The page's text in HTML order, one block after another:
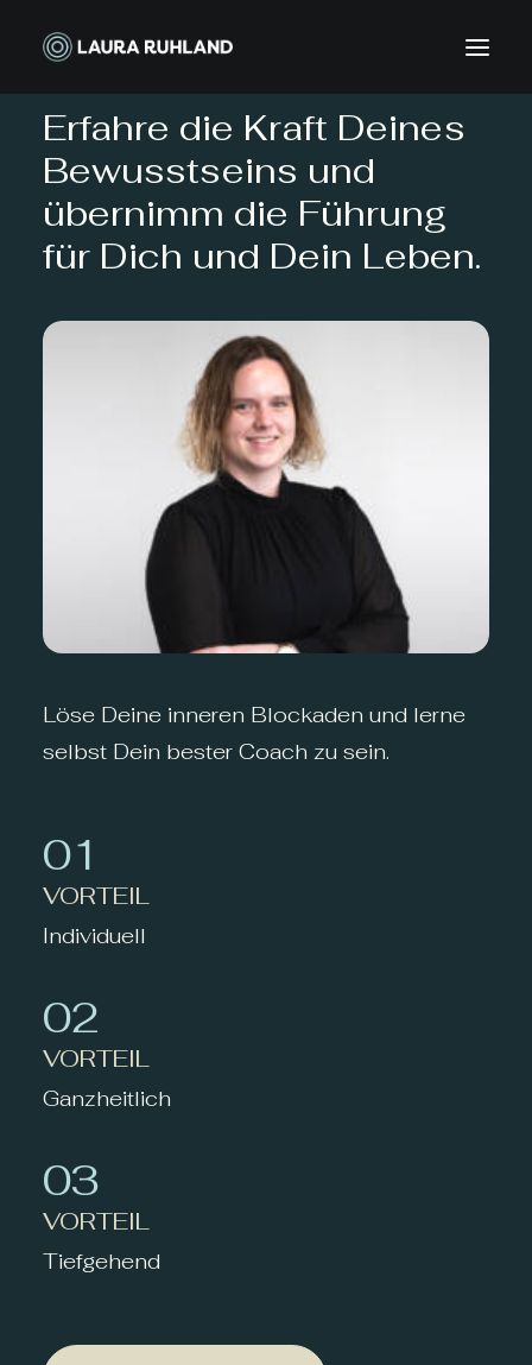
Termin vereinbaren
Erfahre die Kraft Deines
Bewusstseins und
übernimm die Führung
für Dich und Dein Leben.
Löse Deine inneren Blockaden und lerne
selbst Dein bester Coach zu sein.
01
VORTEIL
Individuell
02
VORTEIL
Ganzheitlich
03
VORTEIL
Tiefgehend